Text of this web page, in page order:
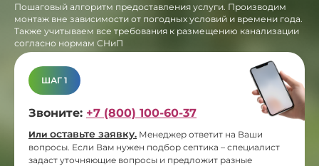
Пошаговый алгоритм предоставления услуги. Производим
монтаж вне зависимости от погодных условий и времени года.
Также учитываем все требования к размещению канализации
согласно нормам СНиП
ШАГ 1
Звоните: +7 (800) 100-60-37
Или оставьте заявку. Менеджер ответит на Ваши
вопросы. Если Вам нужен подбор септика – специалист
задаст уточняющие вопросы и предложит разные